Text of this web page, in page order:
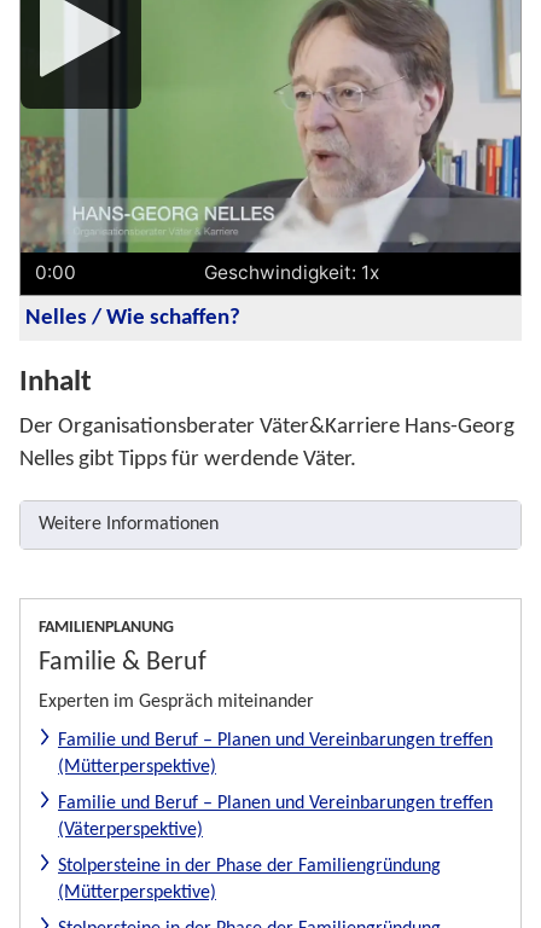
Media
Player
0:00 Geschwindigkeit: 1x
Nelles / Wie schaffen?
Inhalt
Der Organisationsberater Väter&Karriere Hans-Georg
Nelles gibt Tipps für werdende Väter.
Weitere Informationen
FAMILIENPLANUNG
Familie & Beruf
Experten im Gespräch miteinander
Familie und Beruf – Planen und Vereinbarungen treffen
(Mütterperspektive)
Familie und Beruf – Planen und Vereinbarungen treffen
(Väterperspektive)
Stolpersteine in der Phase der Familiengründung
(Mütterperspektive)